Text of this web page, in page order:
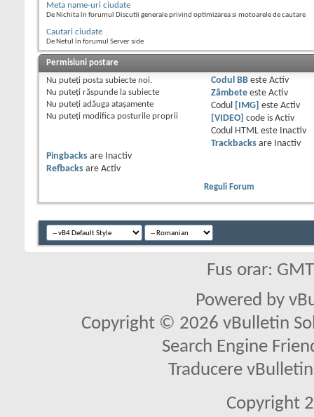
Meta name-uri ciudate
De Nichita în forumul Discutii generale privind optimizarea si motoarele de cautare
Cautari ciudate
De Netul în forumul Server side
Permisiuni postare
Nu puteţi posta subiecte noi.
Nu puteţi răspunde la subiecte
Nu puteţi adăuga ataşamente
Nu puteţi modifica posturile proprii
Codul BBeste Activ
Zâmbeteeste Activ
Codul
[IMG] este Activ
[VIDEO]
code is Activ
Codul HTML este
Inactiv
Trackbacksare
Inactiv
Pingbacks are
Inactiv
Refbacks are Activ
Reguli Forum
Fus orar:
Powered by
Copyright © 2026 vBulletin
Search Engine
Traducere
Copyright